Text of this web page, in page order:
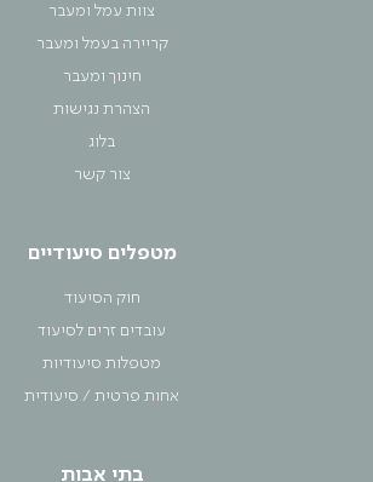
צוות עמל ומעבר
קריירה בעמל ומעבר
חינוך ומעבר
הצהרת נגישות
בלוג
צור קשר
מטפלים סיעודיים
חוק הסיעוד
עובדים זרים לסיעוד
מטפלות סיעודיות
אחות פרטית / סיעודית
בתי אבות